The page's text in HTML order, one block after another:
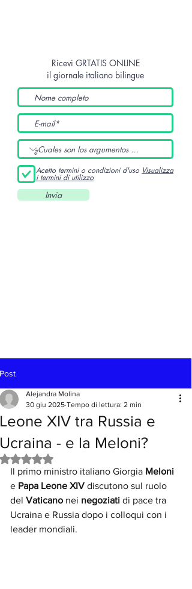
Ricevi GRTATIS ONLINE
il giornale italiano bilingue
Acetto termini o condizioni d'uso Visualizza
i termini di utilizzo
Invia
Post
Leone XIV tra Russia e
Ucraina - e la Meloni?
Alejandra Molina
30 giu 2025 Tempo di lettura: 2 min
Valutazione NaN stelle su 5.
Il primo ministro italiano Giorgia Meloni
e Papa Leone XIV discutono sul ruolo
del Vaticano nei negoziati di pace tra
Ucraina e Russia dopo i colloqui con i
leader mondiali.